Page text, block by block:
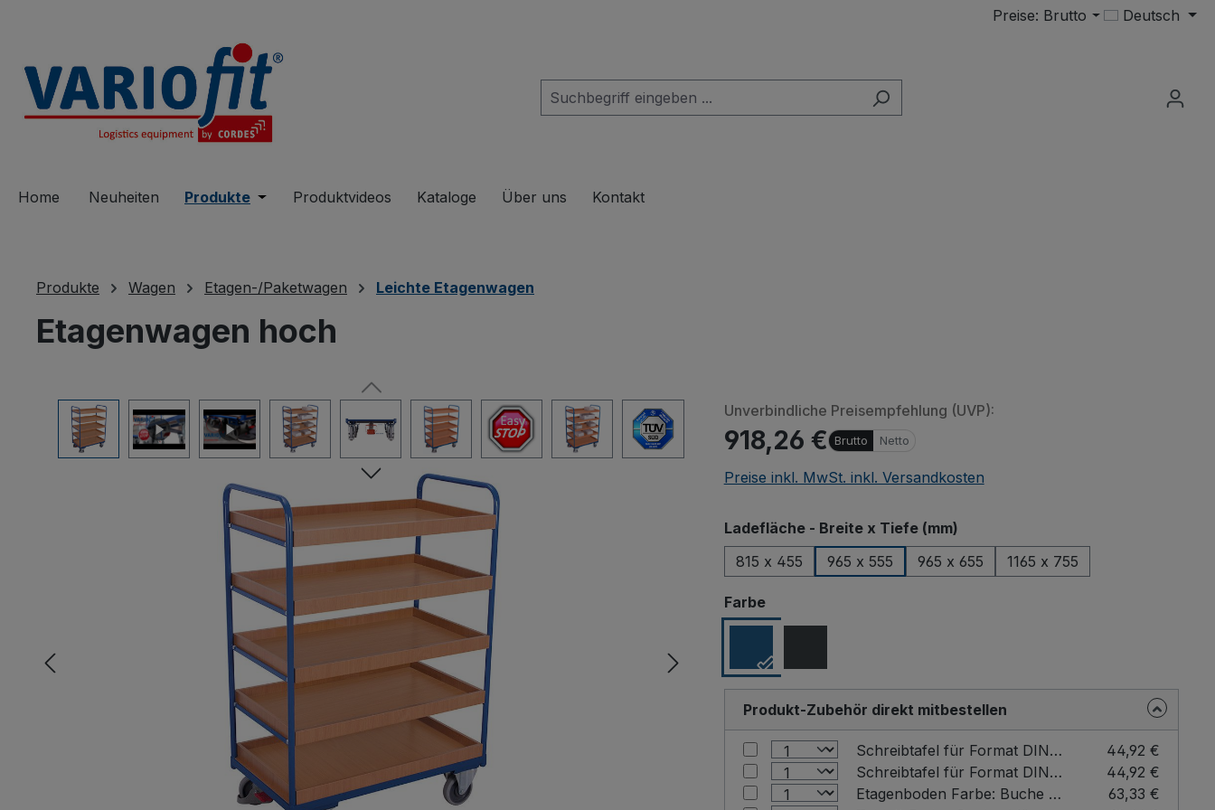
Preise: Brutto Deutsch
Home Neuheiten Produkte Öffne oder Schließe das Dropdown der Kategorie Produkte
Produktvideos Kataloge Über uns Kontakt
Produkte Wagen Etagen-/Paketwagen Leichte Etagenwagen
Etagenwagen hoch
Bildergalerie überspringen
an Drittanbieter übermittelt. Klicken Sie auf "Erlauben" um das Laden von
Unverbindliche Preisempfehlung (UVP):
918,26 € Brutto Netto
Preise inkl. MwSt. inkl. Versandkosten
Ladefläche - Breite x Tiefe (mm)auswählen
815 x 455
965 x 555 965 x 655 1165 x 755
Farbeauswählen
Produkt-Zubehör direkt mitbestellen
Schreibtafel für Format DIN A4 Farbe: Buche / Format: DIN A4 hoch
44,92 €
Schreibtafel für Format DIN A4 Farbe: Buche / Format: DIN A4 quer
44,92 €
Etagenboden Farbe: Buche / für Ladefläche - Breite x Tiefe (mm): 1000 x 600
63,33 €